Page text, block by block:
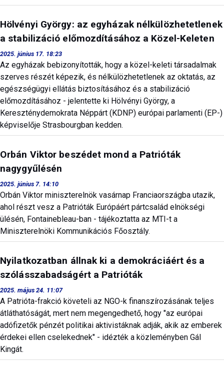
Hölvényi György: az egyházak nélkülözhetetlenek
a stabilizáció előmozdításához a Közel-Keleten
2025. június 17. 18:23
Az egyházak bebizonyították, hogy a közel-keleti társadalmak
szerves részét képezik, és nélkülözhetetlenek az oktatás, az
egészségügyi ellátás biztosításához és a stabilizáció
előmozdításához - jelentette ki Hölvényi György, a
Kereszténydemokrata Néppárt (KDNP) európai parlamenti (EP-)
képviselője Strasbourgban kedden.
Orbán Viktor beszédet mond a Patrióták
nagygyűlésén
2025. június 7. 14:10
Orbán Viktor miniszterelnök vasárnap Franciaországba utazik,
ahol részt vesz a Patrióták Európáért pártcsalád elnökségi
ülésén, Fontainebleau-ban - tájékoztatta az MTI-t a
Miniszterelnöki Kommunikációs Főosztály.
Nyilatkozatban állnak ki a demokráciáért és a
szólásszabadságért a Patrióták
2025. május 24. 11:07
A Patrióta-frakció követeli az NGO-k finanszírozásának teljes
átláthatóságát, mert nem megengedhető, hogy "az európai
adófizetők pénzét politikai aktivistáknak adják, akik az emberek
érdekei ellen cselekednek" - idézték a közleményben Gál
Kingát.